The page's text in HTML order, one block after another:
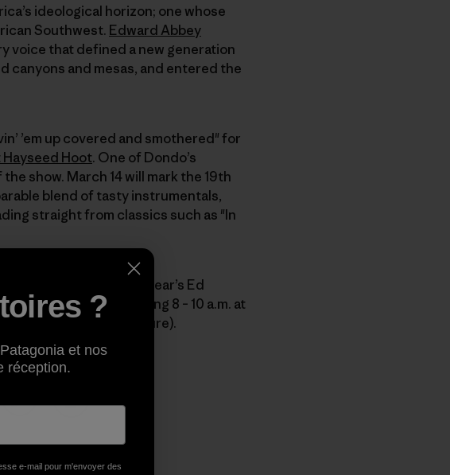
ideological horizon; one whose
Southwest. Edward Abbey
voice that defined a new generation
canyons and mesas, and entered the
’em up covered and smothered" for
Hoot. One of Dondo’s
the show. March 14 will mark the 19th
blend of tasty instrumentals,
straight from classics such as "In
and have a listen to this year’s Ed
live Saturday morning 8 – 10 a.m. at
above the piggy picture).
?
et nos
réception.
e-mail pour m'envoyer des